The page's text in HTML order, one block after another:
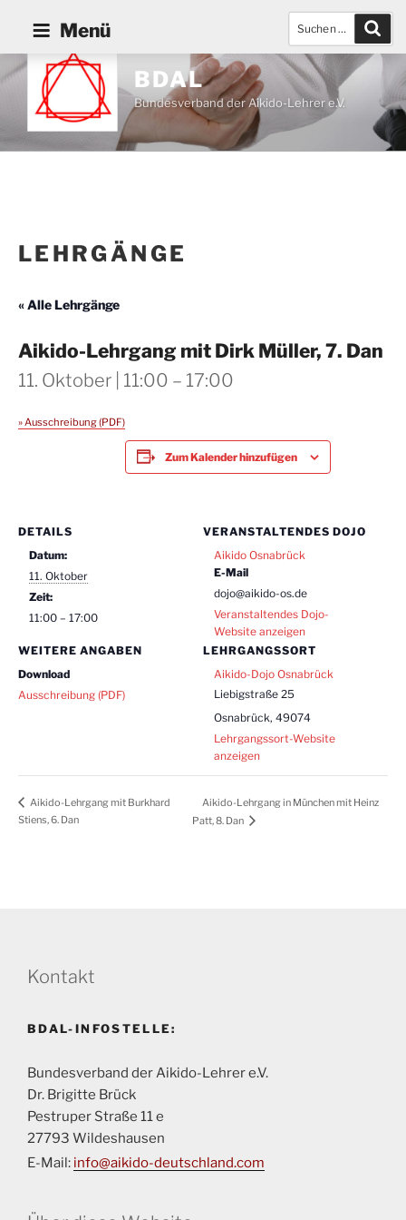
Inhalt
springen
BDAL
Bundesverband der Aikido-Lehrer e.V.
Menü
LEHRGÄNGE
« Alle Lehrgänge
Aikido-Lehrgang mit Dirk Müller, 7. Dan
11. Oktober | 11:00 – 17:00
» Ausschreibung (PDF)
Zum Kalender hinzufügen
DETAILS
Datum:
11. Oktober
Zeit:
11:00 – 17:00
LEHRGANGSSORT
Aikido-Dojo Osnabrück
Liebigstraße 25
Osnabrück, 49074
Lehrgangssort-Website
anzeigen
VERANSTALTENDES DOJO
Aikido Osnabrück
E-Mail
dojo@aikido-os.de
Veranstaltendes Dojo-
Website anzeigen
WEITERE ANGABEN
Download
Ausschreibung (PDF)
Aikido-Lehrgang mit Burkhard
Stiens, 6. Dan
Aikido-Lehrgang in München mit Heinz
Patt, 8. Dan
Kontakt
BDAL-INFOSTELLE:
Bundesverband der Aikido-Lehrer e.V.
Dr. Brigitte Brück
Pestruper Straße 11 e
27793 Wildeshausen
E-Mail: info@aikido-deutschland.com